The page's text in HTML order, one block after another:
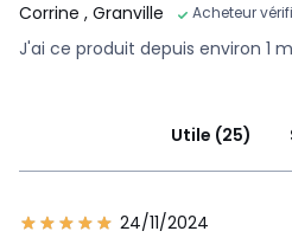
Corrine , Granville Acheteur
J'ai ce produit depuis environ 1
Utile (25)
24/11/2024